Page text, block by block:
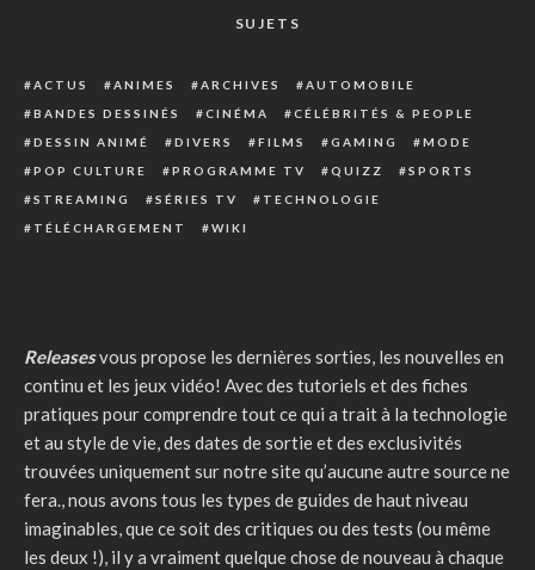
SUJETS
ACTUS ANIMES ARCHIVES
AUTOMOBILE
BANDES DESSINÉS
CINÉMA
CÉLÉBRITÉS & PEOPLE
DESSIN ANIMÉ
DIVERS FILMS GAMING
MODE
POP CULTURE
PROGRAMME TV QUIZZ
SPORTS
STREAMING
SÉRIES TV
TECHNOLOGIE
TÉLÉCHARGEMENT
WIKI
Releasesvous propose les dernières sorties, les nouvelles en
continu et les jeux vidéo! Avec des tutoriels et des fiches
pratiques pour comprendre tout ce qui a trait à la technologie
et au style de vie, des dates de sortie et des exclusivités
trouvées uniquement sur notre site qu’aucune autre source ne
fera., nous avons tous les types de guides de haut niveau
imaginables, que ce soit des critiques ou des tests (ou même
les deux !), il y a vraiment quelque chose de nouveau à chaque